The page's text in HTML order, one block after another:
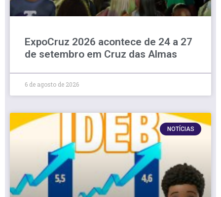
ExpoCruz 2026 acontece de 24 a 27
de setembro em Cruz das Almas
6 de agosto de 2026
NOTÍCIAS